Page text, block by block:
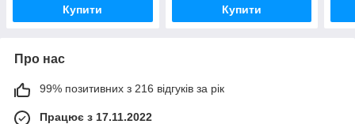
Купити Купити
Про нас
99% позитивних з 216 відгуків за рік
Працює з 17.11.2022